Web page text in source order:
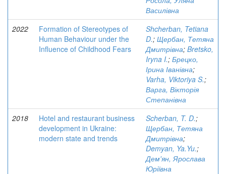
Василівна
2022
Formation of Stereotypes of
Human Behaviour under the
Influence of Childhood Fears
Shcherban, Tetiana
D.; Щербан, Тетяна
Дмитрівна; Bretsko,
Iryna I.; Брецко,
Ірина Іванівна;
Varha, Viktoriya S.;
Варга, Вікторія
Степанівна
2018
Hotel and restaurant business
development in Ukraine:
modern state and trends
Scherban, T. D.;
Щербан, Тетяна
Дмитрівна;
Demyan, Ya.Yu.;
Дем'ян, Ярослава
Юріївна